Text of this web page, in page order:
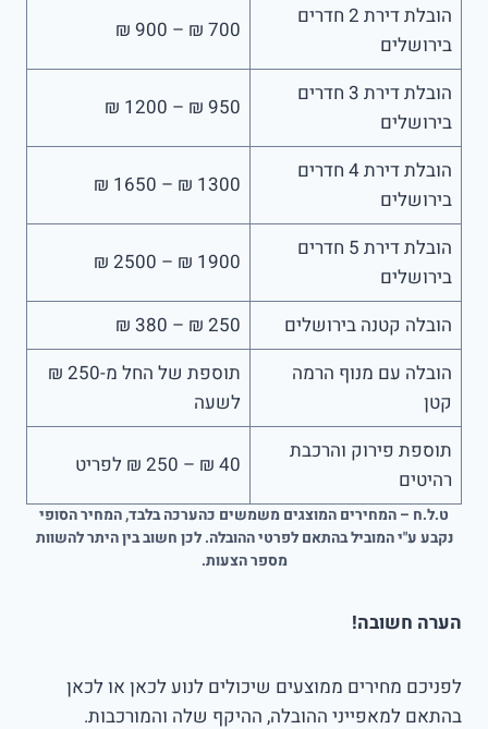
הובלת דירת 2 חדרים
בירושלים
700 ₪ – 900 ₪
הובלת דירת 3 חדרים
בירושלים
950 ₪ – 1200 ₪
הובלת דירת 4 חדרים
בירושלים
1300 ₪ – 1650 ₪
הובלת דירת 5 חדרים
בירושלים
1900 ₪ – 2500 ₪
הובלה קטנה בירושלים
250 ₪ – 380 ₪
הובלה עם מנוף הרמה
קטן
תוספת של החל מ-250 ₪
לשעה
תוספת פירוק והרכבת
רהיטים
40 ₪ – 250 ₪ לפריט
ט.ל.ח – המחירים המוצגים משמשים כהערכה בלבד, המחיר הסופי
נקבע ע"י המוביל בהתאם לפרטי ההובלה. לכן חשוב בין היתר להשוות
מספר הצעות.
הערה חשובה!
לפניכם מחירים ממוצעים שיכולים לנוע לכאן או לכאן
בהתאם למאפייני ההובלה, ההיקף שלה והמורכבות.